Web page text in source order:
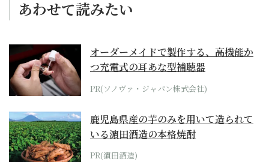
あわせて読みたい
オーダーメイドで製作する、高機能か
つ充電式の耳あな型補聴器
PR(ソノヴァ・ジャパン株式会社)
鹿児島県産の芋のみを用いて造られて
いる濵田酒造の本格焼酎
PR(濵田酒造)